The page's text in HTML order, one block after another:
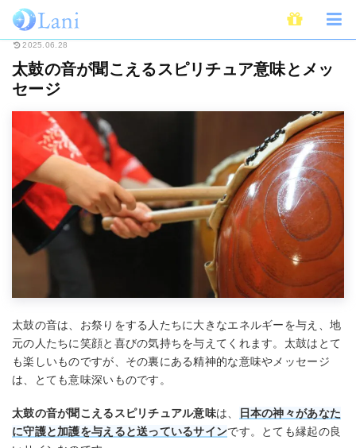
ホーム スピリチュアル 太鼓の音が聞こえるスピリチュア意味とメッセージ
2025.06.28
太鼓の音が聞こえるスピリチュア意味とメッ
セージ
太鼓の音は、お祭りをする人たちに大きなエネルギーを与え、地
元の人たちに笑顔と喜びの気持ちを与えてくれます。太鼓はとて
も楽しいものですが、その裏にある精神的な意味やメッセージ
は、とても意味深いものです。
太鼓の音が聞こえるスピリチュアル意味は、
日本の神々があなた
に守護と加護を与えると送っているサインです。とても縁起の良